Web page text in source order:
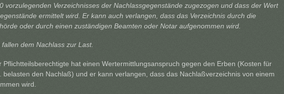
vorzulegenden Verzeichnisses der Nachlassgegenstände zugezogen und dass der Wert
ermittelt wird. Er kann auch verlangen, dass das Verzeichnis durch die
oder durch einen zuständigen Beamten oder Notar aufgenommen wird.
dem Nachlass zur Last.
Pflichtteilsberechtigte hat einen Wertermittlungsanspruch gegen den Erben (Kosten für
belasten den Nachlaß) und er kann verlangen, dass das Nachlaßverzeichnis von einem
wird.